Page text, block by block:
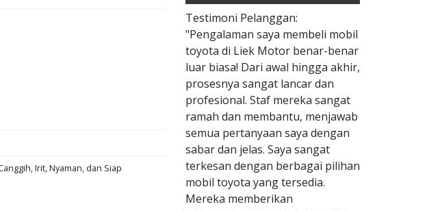
Irit, Nyaman, dan Siap
Testimoni Pelanggan:
"Pengalaman saya membeli mobil
toyota di Liek Motor benar-benar
luar biasa! Dari awal hingga akhir,
prosesnya sangat lancar dan
profesional. Staf mereka sangat
ramah dan membantu, menjawab
semua pertanyaan saya dengan
sabar dan jelas. Saya sangat
terkesan dengan berbagai pilihan
mobil toyota yang tersedia.
Mereka memberikan